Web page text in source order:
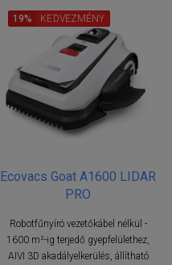
Ecovacs Goat A1600 LIDAR
PRO
Robotfűnyíró vezetőkábel nélkül -
1600 m²-ig terjedő gyepfelülethez,
AIVI 3D akadályelkerülés, állítható
19% KEDVEZMÉNY